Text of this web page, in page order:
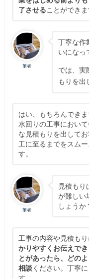
了させることができま
筆者
丁寧な作
いになっ
では、実
もりを出
はい、もちろんでき
水回りの工事におい
な見積もりを出して
工に至るまでをスム
す。
筆者
見積もり
が難しい
しょうか
工事の内容や見積もり
かりやすくお伝えで
とがあったら、どの
相談ください。丁寧